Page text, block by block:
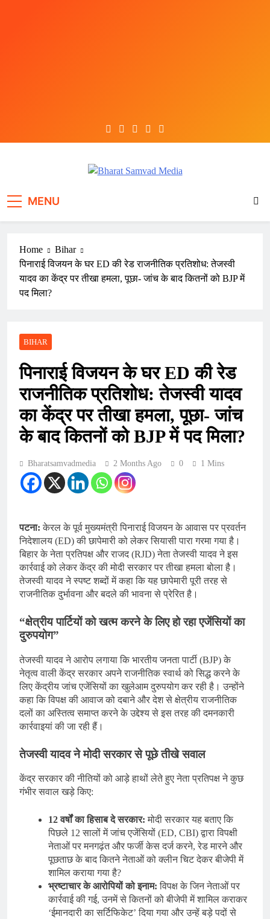
MENU
Home
Bihar
पिनाराई विजयन के घर ED की रेड राजनीतिक प्रतिशोध: तेजस्वी
यादव का केंद्र पर तीखा हमला, पूछा- जांच के बाद कितनों को BJP में
पद मिला?
BIHAR
पिनाराई विजयन के घर ED की रेड
राजनीतिक प्रतिशोध: तेजस्वी यादव
का केंद्र पर तीखा हमला, पूछा- जांच
के बाद कितनों को BJP में पद मिला?
Bharatsamvadmedia 2 Months Ago 0 1 Mins
पटना: केरल के पूर्व मुख्यमंत्री पिनाराई विजयन के आवास पर प्रवर्तन
निदेशालय (ED) की छापेमारी को लेकर सियासी पारा गरमा गया है।
बिहार के नेता प्रतिपक्ष और राजद (RJD) नेता तेजस्वी यादव ने इस
कार्रवाई को लेकर केंद्र की मोदी सरकार पर तीखा हमला बोला है।
तेजस्वी यादव ने स्पष्ट शब्दों में कहा कि यह छापेमारी पूरी तरह से
राजनीतिक दुर्भावना और बदले की भावना से प्रेरित है।
“क्षेत्रीय पार्टियों को खत्म करने के लिए हो रहा एजेंसियों का
दुरुपयोग”
तेजस्वी यादव ने आरोप लगाया कि भारतीय जनता पार्टी (BJP) के
नेतृत्व वाली केंद्र सरकार अपने राजनीतिक स्वार्थ को सिद्ध करने के
लिए केंद्रीय जांच एजेंसियों का खुलेआम दुरुपयोग कर रही है। उन्होंने
कहा कि विपक्ष की आवाज को दबाने और देश से क्षेत्रीय राजनीतिक
दलों का अस्तित्व समाप्त करने के उद्देश्य से इस तरह की दमनकारी
कार्रवाइयां की जा रही हैं।
तेजस्वी यादव ने मोदी सरकार से पूछे तीखे सवाल
केंद्र सरकार की नीतियों को आड़े हाथों लेते हुए नेता प्रतिपक्ष ने कुछ
गंभीर सवाल खड़े किए:
12 वर्षों का हिसाब दे सरकार: मोदी सरकार यह बताए कि
पिछले 12 सालों में जांच एजेंसियों (ED, CBI) द्वारा विपक्षी
नेताओं पर मनगढ़ंत और फर्जी केस दर्ज करने, रेड मारने और
पूछताछ के बाद कितने नेताओं को क्लीन चिट देकर बीजेपी में
शामिल कराया गया है?
भ्रष्टाचार के आरोपियों को इनाम: विपक्ष के जिन नेताओं पर
कार्रवाई की गई, उनमें से कितनों को बीजेपी में शामिल कराकर
‘ईमानदारी का सर्टिफिकेट’ दिया गया और उन्हें बड़े पदों से